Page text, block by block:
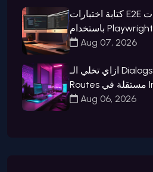
كتابة اختبارات E2E لتطبيقات Laravel Inertia
باستخدام Playwright
Aug 07, 2026
ازاي تخلي الـ Dialogs والـ Modals تفتح كـ
Aug 06, 2026